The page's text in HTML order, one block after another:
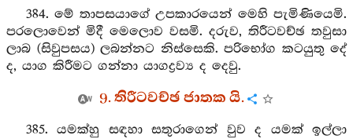
384. මේ තාපසයාගේ උපකාරයෙන් මෙහි පැමිණියෙමි.
පරලොවෙන් මිදී මෙලොව වසමි. දරුව, තිරීටවච්ඡ තවුසා
ලාබ (සිවුපසය) ලබන්නට නිස්සෙකි. පරිභෝග කටයුතු දේ
ද, යාග කිරීමට ගන්නා යාගද්‍රව්‍ය ද දෙවු.
9. තිරීටවච්ඡ ජාතක යි.
385. යමක්හු සඳහා සතුරාගෙන් වුව ද යමක් ඉල්ලා